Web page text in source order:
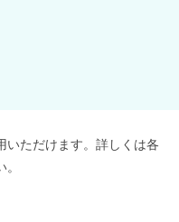
いただけます。詳しくは各